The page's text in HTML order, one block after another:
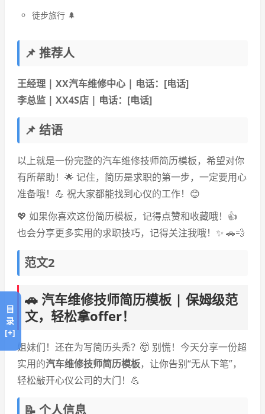
徒步旅行 🌲
📌 推荐人
王经理 | XX汽车维修中心 | 电话：[电话]
李总监 | XX4S店 | 电话：[电话]
📌 结语
以上就是一份完整的汽车维修技师简历模板，希望对你
有所帮助！🌟 记住，简历是求职的第一步，一定要用心
准备哦！💪 祝大家都能找到心仪的工作！😊
💖 如果你喜欢这份简历模板，记得点赞和收藏哦！👍
也会分享更多实用的求职技巧，记得关注我哦！✨ 🚗💨
范文2
🚗 汽车维修技师简历模板 | 保姆级范
文，轻松拿offer！
姐妹们！还在为写简历头秃？🤯 别慌！今天分享一份超
实用的汽车维修技师简历模板，让你告别“无从下笔”，
轻松敲开心仪公司的大门！💪
📝 个人信息
目
录
[+]